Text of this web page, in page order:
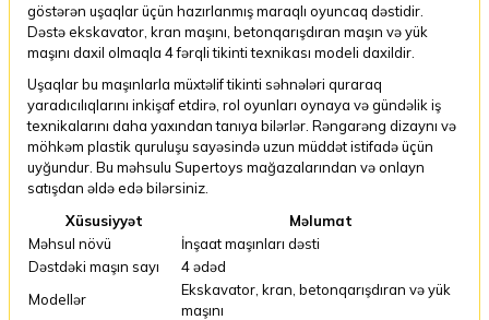
göstərən uşaqlar üçün hazırlanmış maraqlı oyuncaq dəstidir.
Dəstə ekskavator, kran maşını, betonqarışdıran maşın və yük
maşını daxil olmaqla 4 fərqli tikinti texnikası modeli daxildir.
Uşaqlar bu maşınlarla müxtəlif tikinti səhnələri quraraq
yaradıcılıqlarını inkişaf etdirə, rol oyunları oynaya və gündəlik iş
texnikalarını daha yaxından tanıya bilərlər. Rəngarəng dizaynı və
möhkəm plastik quruluşu sayəsində uzun müddət istifadə üçün
uyğundur. Bu məhsulu Supertoys mağazalarından və onlayn
satışdan əldə edə bilərsiniz.
Xüsusiyyət
Məlumat
Məhsul növü
İnşaat maşınları dəsti
Dəstdəki maşın sayı
4 ədəd
Modellər
Ekskavator, kran, betonqarışdıran və yük
maşını